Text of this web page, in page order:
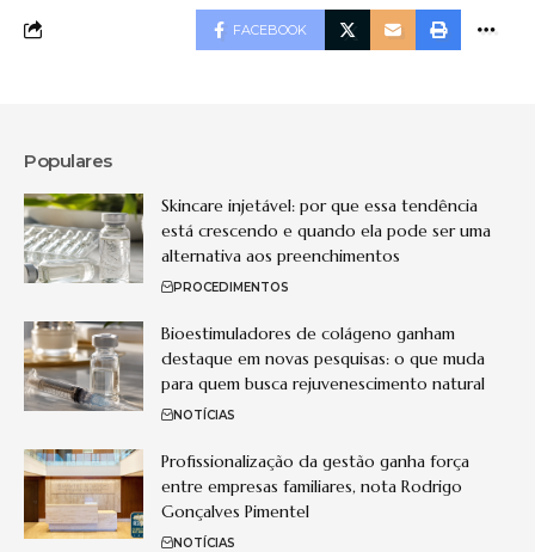
FACEBOOK
Populares
Skincare injetável: por que essa tendência
está crescendo e quando ela pode ser uma
alternativa aos preenchimentos
PROCEDIMENTOS
Bioestimuladores de colágeno ganham
destaque em novas pesquisas: o que muda
para quem busca rejuvenescimento natural
NOTÍCIAS
Profissionalização da gestão ganha força
entre empresas familiares, nota Rodrigo
Gonçalves Pimentel
NOTÍCIAS